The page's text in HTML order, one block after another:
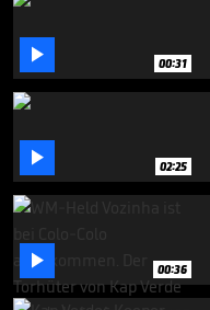
minutes,
seconds
 00:31
 02:25
 00:36